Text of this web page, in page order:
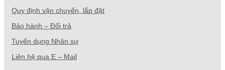
Quy định vận chuyển, lắp đặt
Bảo hành – Đổi trả
Tuyển dụng Nhân sự
Liên hệ qua E – Mail